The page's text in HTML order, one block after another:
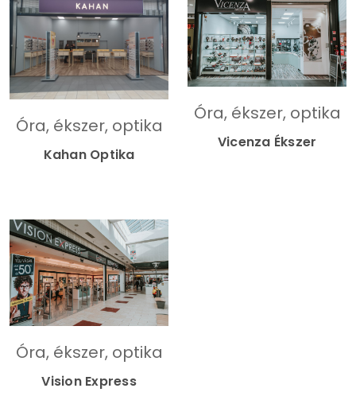
Óra, ékszer, optika
Kahan Optika
Óra, ékszer, optika
Vicenza Ékszer
Óra, ékszer, optika
Vision Express